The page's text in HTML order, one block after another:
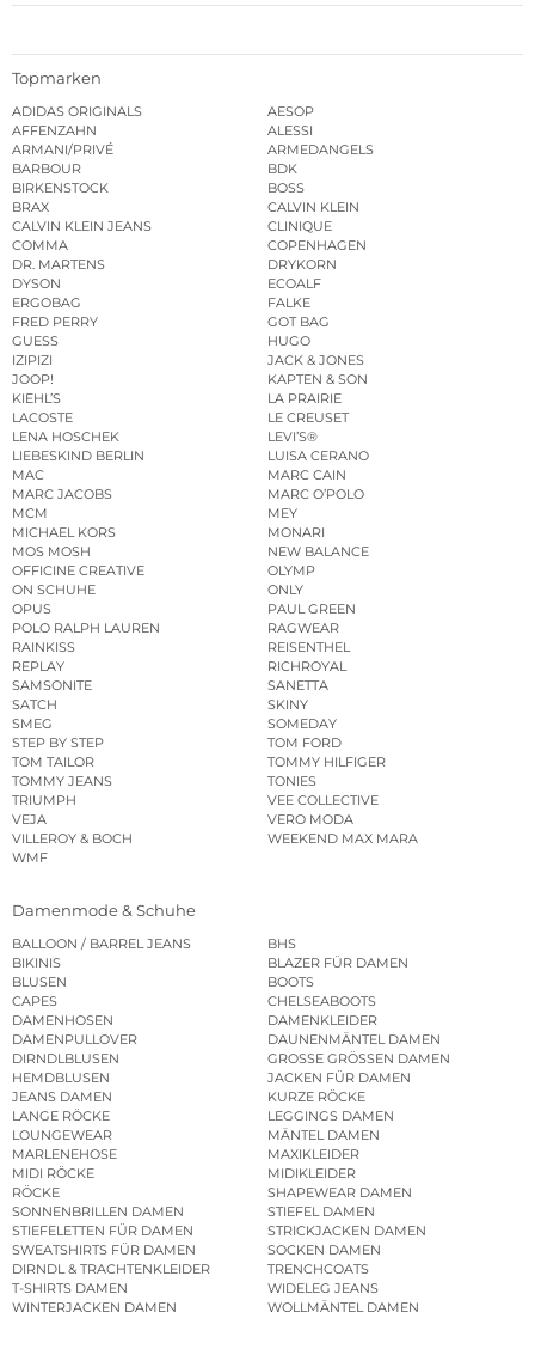
Topmarken
ADIDAS ORIGINALS
AESOP
AFFENZAHN
ALESSI
ARMANI/PRIVÉ
ARMEDANGELS
BARBOUR
BDK
BIRKENSTOCK
BOSS
BRAX
CALVIN KLEIN
CALVIN KLEIN JEANS
CLINIQUE
COMMA
COPENHAGEN
DR. MARTENS
DRYKORN
DYSON
ECOALF
ERGOBAG
FALKE
FRED PERRY
GOT BAG
GUESS
HUGO
IZIPIZI
JACK & JONES
JOOP!
KAPTEN & SON
KIEHL’S
LA PRAIRIE
LACOSTE
LE CREUSET
LENA HOSCHEK
LEVI’S®
LIEBESKIND BERLIN
LUISA CERANO
MAC
MARC CAIN
MARC JACOBS
MARC O’POLO
MCM
MEY
MICHAEL KORS
MONARI
MOS MOSH
NEW BALANCE
OFFICINE CREATIVE
OLYMP
ON SCHUHE
ONLY
OPUS
PAUL GREEN
POLO RALPH LAUREN
RAGWEAR
RAINKISS
REISENTHEL
REPLAY
RICHROYAL
SAMSONITE
SANETTA
SATCH
SKINY
SMEG
SOMEDAY
STEP BY STEP
TOM FORD
TOM TAILOR
TOMMY HILFIGER
TOMMY JEANS
TONIES
TRIUMPH
VEE COLLECTIVE
VEJA
VERO MODA
VILLEROY & BOCH
WEEKEND MAX MARA
WMF
Damenmode & Schuhe
BALLOON / BARREL JEANS
BHS
BIKINIS
BLAZER FÜR DAMEN
BLUSEN
BOOTS
CAPES
CHELSEABOOTS
DAMENHOSEN
DAMENKLEIDER
DAMENPULLOVER
DAUNENMÄNTEL DAMEN
DIRNDLBLUSEN
GROSSE GRÖSSEN DAMEN
HEMDBLUSEN
JACKEN FÜR DAMEN
JEANS DAMEN
KURZE RÖCKE
LANGE RÖCKE
LEGGINGS DAMEN
LOUNGEWEAR
MÄNTEL DAMEN
MARLENEHOSE
MAXIKLEIDER
MIDI RÖCKE
MIDIKLEIDER
RÖCKE
SHAPEWEAR DAMEN
SONNENBRILLEN DAMEN
STIEFEL DAMEN
STIEFELETTEN FÜR DAMEN
STRICKJACKEN DAMEN
SWEATSHIRTS FÜR DAMEN
SOCKEN DAMEN
DIRNDL & TRACHTENKLEIDER
TRENCHCOATS
T-SHIRTS DAMEN
WIDELEG JEANS
WINTERJACKEN DAMEN
WOLLMÄNTEL DAMEN